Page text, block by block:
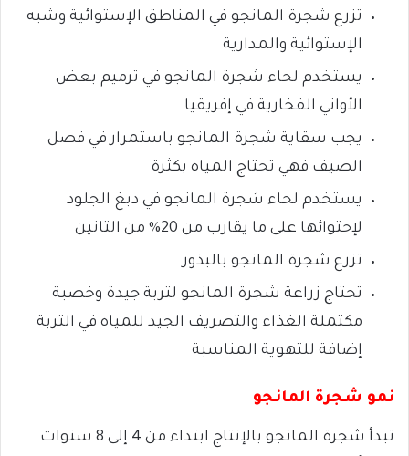
تزرع شجرة المانجو في المناطق الإستوائية وشبه
الإستوائية والمدارية
يستخدم لحاء شجرة المانجو في ترميم بعض
الأواني الفخارية في إفريقيا
يجب سقاية شجرة المانجو باستمرار في فصل
الصيف فهي تحتاج المياه بكثرة
يستخدم لحاء شجرة المانجو في دبغ الجلود
لإحتوائها على ما يقارب من 20% من التانين
تزرع شجرة المانجو بالبذور
تحتاج زراعة شجرة المانجو لتربة جيدة وخصبة
مكتملة الغذاء والتصريف الجيد للمياه في التربة
إضافة للتهوية المناسبة
نمو شجرة المانجو
تبدأ شجرة المانجو بالإنتاج ابتداء من 4 إلى 8 سنوات